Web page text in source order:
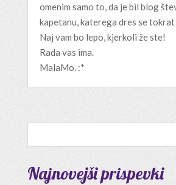
omenim samo to, da je bil blog
kapetanu, katerega dres se
Naj vam bo lepo, kjerkoli že ste!
Rada vas ima.
MalaMo. :*
Najnovejši prispevki